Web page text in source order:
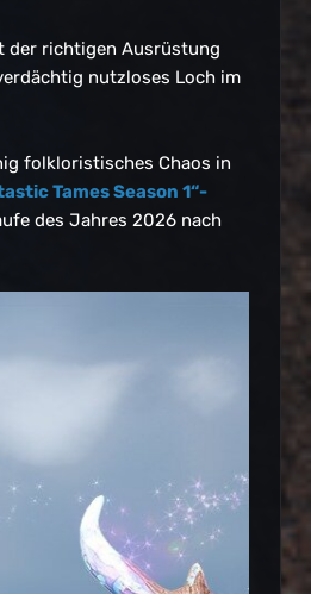
der richtigen Ausrüstung
nutzloses Loch im
folkloristisches Chaos in
Tames Season 1“-
des Jahres 2026 nach